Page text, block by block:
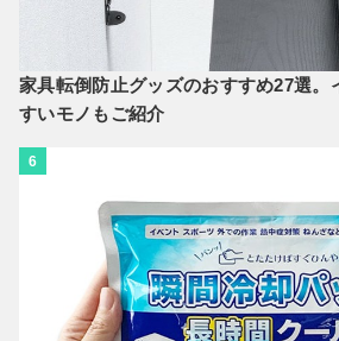
家具転倒防止グッズのおすすめ27選。
すいモノもご紹介
6